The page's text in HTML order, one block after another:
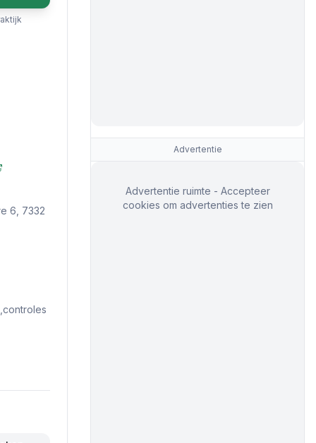
6, 7332
Advertentie
Advertentie ruimte - Accepteer
cookies om advertenties te zien